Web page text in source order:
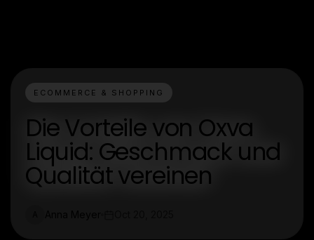
ECOMMERCE & SHOPPING
Die Vorteile von Oxva
Liquid: Geschmack und
Qualität vereinen